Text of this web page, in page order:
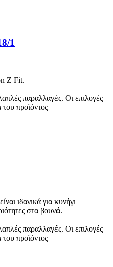
1
Z Fit.
παραλλαγές. Οι επιλογές
προϊόντος
ιδανικά για κυνήγι
στα βουνά.
παραλλαγές. Οι επιλογές
προϊόντος